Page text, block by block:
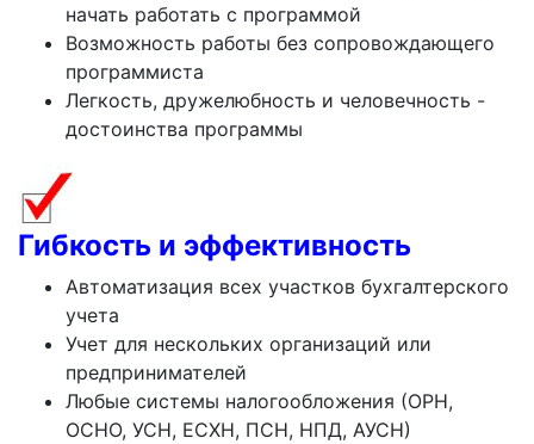
начать работать с программой
Возможность работы без сопровождающего
программиста
Легкость, дружелюбность и человечность -
достоинства программы
Гибкость и эффективность
Автоматизация всех участков бухгалтерского
учета
Учет для нескольких организаций или
предпринимателей
Любые системы налогообложения (ОРН,
ОСНО, УСН, ЕСХН, ПСН, НПД, АУСН)